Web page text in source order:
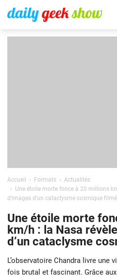
Accueil Formats
Actualités
Une étoile morte fonce à 20 millions
d’images d’un cataclysme cosmique
Une étoile morte
km/h : la Nasa
d’un cataclysme
L’observatoire Chandra livre une
fois brutal et fascinant. Grâce